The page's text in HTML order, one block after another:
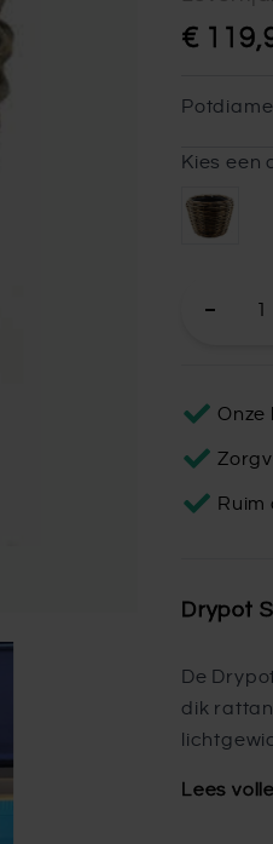
€
Kies een
Drypot
De
dik
Lees